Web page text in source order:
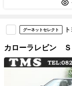
グーネットセレクト
カローラレビン